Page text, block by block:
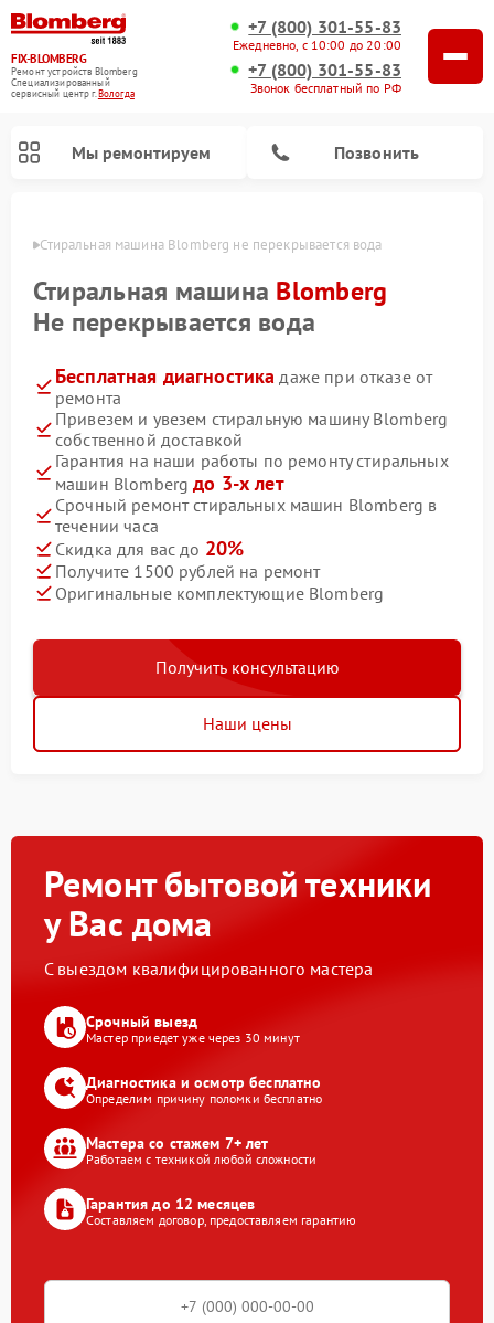
FIX-BLOMBERG
Ремонт устройств Blomberg
Специализированный
cервисный центр г.Вологда
+7 (800) 301-55-83
Ежедневно, с 10:00 до 20:00
+7 (800) 301-55-83
Звонок бесплатный по РФ
Мы ремонтируем Позвонить
Стиральная машина Blomberg не перекрывается вода
Стиральная машина Blomberg
Не перекрывается вода
Бесплатная диагностика даже при отказе от
ремонта
Привезем и увезем стиральную машину Blomberg
собственной доставкой
Гарантия на наши работы по ремонту стиральных
машин Blombergдо 3-х лет
Срочный ремонт стиральных машин Blomberg в
течении часа
Скидка для вас до 20%
Получите 1500 рублей на ремонт
Оригинальные комплектующие Blomberg
Получить консультацию
Наши цены
Ремонт бытовой техники
у Вас дома
С выездом квалифицированного мастера
Срочный выезд
Мастер приедет уже через 30 минут
Диагностика и осмотр бесплатно
Определим причину поломки бесплатно
Мастера со стажем 7+ лет
Работаем с техникой любой сложности
Гарантия до 12 месяцев
Составляем договор, предоставляем гарантию